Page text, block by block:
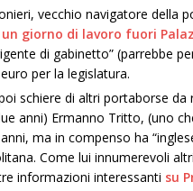
vecchio navigatore della
giorno di lavoro fuori
di gabinetto” (parrebbe
per la legislatura.
schiere di altri portaborse
anni) Ermanno Tritto, (uno
ma in compenso ha
Come lui innumerevoli
informazioni interessanti su